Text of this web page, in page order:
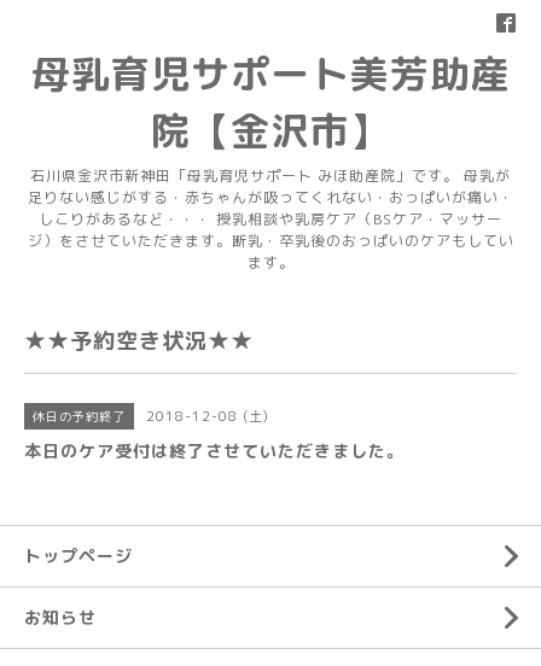
母乳育児サポート美芳助産
院【金沢市】
石川県金沢市新神田「母乳育児サポート みほ助産院」です。 母乳が
足りない感じがする・赤ちゃんが吸ってくれない・おっぱいが痛い・
しこりがあるなど・・・ 授乳相談や乳房ケア（BSケア・マッサー
ジ）をさせていただきます。断乳・卒乳後のおっぱいのケアもしてい
ます。
★★予約空き状況★★
休日の予約終了 2018-12-08 (土)
本日のケア受付は終了させていただきました。
トップページ
お知らせ